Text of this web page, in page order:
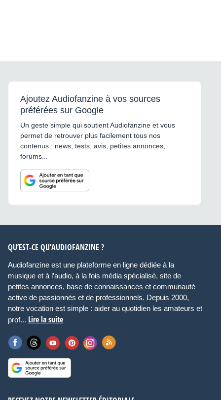
Ajoutez Audiofanzine à vos sources
préférées sur Google
Un geste simple qui soutient Audiofanzine et vous
permet de retrouver plus facilement tous nos
contenus : news, tests, avis, petites annonces,
forums...
QU’EST-CE QU’AUDIOFANZINE ?
Audiofanzine est une plateforme en ligne dédiée à la
musique et à l’audio, à la fois média spécialisé, site de
petites annonces, base de connaissances et communauté
active de passionnés et de professionnels. Depuis 2000,
notre vocation est simple : aider au quotidien les amateurs et
prof... Lire la suite